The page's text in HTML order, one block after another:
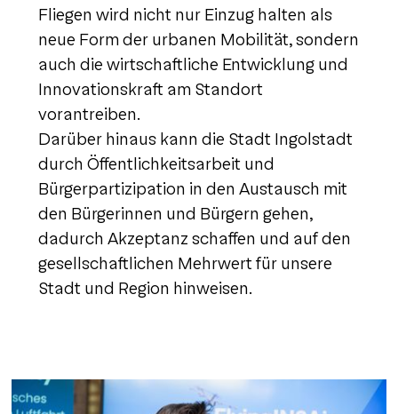
Fliegen wird nicht nur Einzug halten als
neue Form der urbanen Mobilität, sondern
auch die wirtschaftliche Entwicklung und
Innovationskraft am Standort
vorantreiben.
Darüber hinaus kann die Stadt Ingolstadt
durch Öffentlichkeitsarbeit und
Bürgerpartizipation in den Austausch mit
den Bürgerinnen und Bürgern gehen,
dadurch Akzeptanz schaffen und auf den
gesellschaftlichen Mehrwert für unsere
Stadt und Region hinweisen.